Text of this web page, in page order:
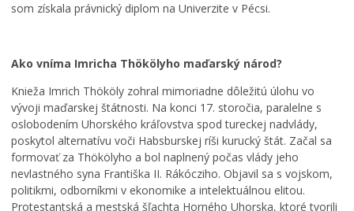
som získala právnický diplom na Univerzite v Pécsi.
Ako vníma Imricha Thökölyho maďarský národ?
Knieža Imrich Thököly zohral mimoriadne dôležitú úlohu vo
vývoji maďarskej štátnosti. Na konci 17. storočia, paralelne s
oslobodením Uhorského kráľovstva spod tureckej nadvlády,
poskytol alternatívu voči Habsburskej ríši kurucký štát. Začal sa
formovať za Thökölyho a bol naplnený počas vlády jeho
nevlastného syna Františka II. Rákócziho. Objavil sa s vojskom,
politikmi, odborníkmi v ekonomike a intelektuálnou elitou.
Protestantská a mestská šľachta Horného Uhorska, ktoré tvorili